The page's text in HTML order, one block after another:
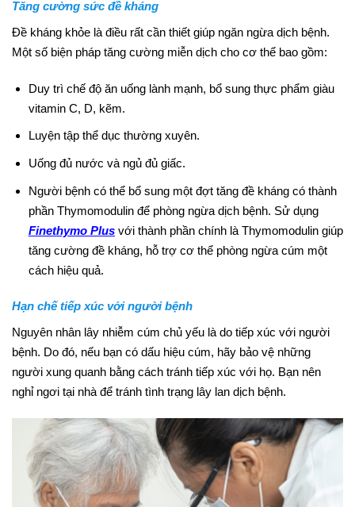
Tăng cường sức đề kháng
Đề kháng khỏe là điều rất cần thiết giúp ngăn ngừa dịch bệnh.
Một số biện pháp tăng cường miễn dịch cho cơ thể bao gồm:
Duy trì chế độ ăn uống lành mạnh, bổ sung thực phẩm giàu
vitamin C, D, kẽm.
Luyện tập thể dục thường xuyên.
Uống đủ nước và ngủ đủ giấc.
Người bệnh có thể bổ sung một đợt tăng đề kháng có thành
phần Thymomodulin để phòng ngừa dịch bệnh. Sử dụng
Finethymo Plusvới thành phần chính là Thymomodulin giúp
tăng cường đề kháng, hỗ trợ cơ thể phòng ngừa cúm một
cách hiệu quả.
Hạn chế tiếp xúc với người bệnh
Nguyên nhân lây nhiễm cúm chủ yếu là do tiếp xúc với người
bệnh. Do đó, nếu bạn có dấu hiệu cúm, hãy bảo vệ những
người xung quanh bằng cách tránh tiếp xúc với họ. Bạn nên
nghỉ ngơi tại nhà để tránh tình trạng lây lan dịch bệnh.